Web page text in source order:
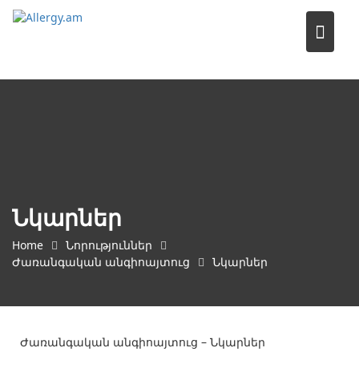
Skip
Նկարներ
Home
Նորություններ
Ժառանգական անգիոայտուց
Նկարներ
Ժառանգական անգիոայտուց – Նկարներ